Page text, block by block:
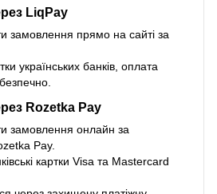
LiqPay
замовлення прямо на сайті за
українських банків, оплата
Rozetka Pay
замовлення онлайн за
Pay.
картки Visa та Mastercard